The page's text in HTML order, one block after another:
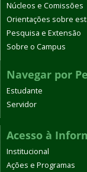
Núcleos e Comissões
Orientações sobre
Pesquisa e Extensão
Sobre o Campus
Navegar por
Estudante
Servidor
Acesso à
Institucional
Ações e Programas